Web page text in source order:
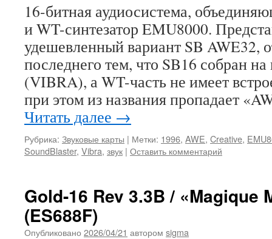
16-битная аудиосистема,
и WT-синтезатор EMU8000.
удешевленный вариант SB AWE32,
последнего тем, что SB16 собран
(VIBRA), а WT-часть не имеет
при этом из названия пропадает
Читать далее →
Рубрика: Звуковые карты | Метки: 1996, AWE, Creative,
SoundBlaster, Vibra, звук | Оставить комментарий
Gold-16 Rev 3.3B / «Magique
(ES688F)
Опубликовано 2026/04/21 автором sigma